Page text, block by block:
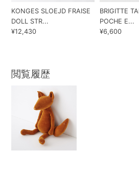
KONGES SLOEJD FRAISE
DOLL STR...
¥12,430
BRIGITTE
POCHE E...
¥6,600
閲覧履歴